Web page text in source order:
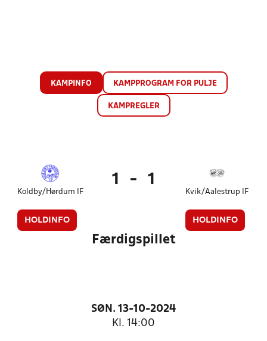
KAMPINFO KAMPPROGRAM FOR PULJE
KAMPREGLER
Koldby/Hørdum IF
HOLDINFO
1 - 1
Kvik/Aalestrup IF
HOLDINFO
Færdigspillet
SØN. 13-10-2024
Kl. 14:00